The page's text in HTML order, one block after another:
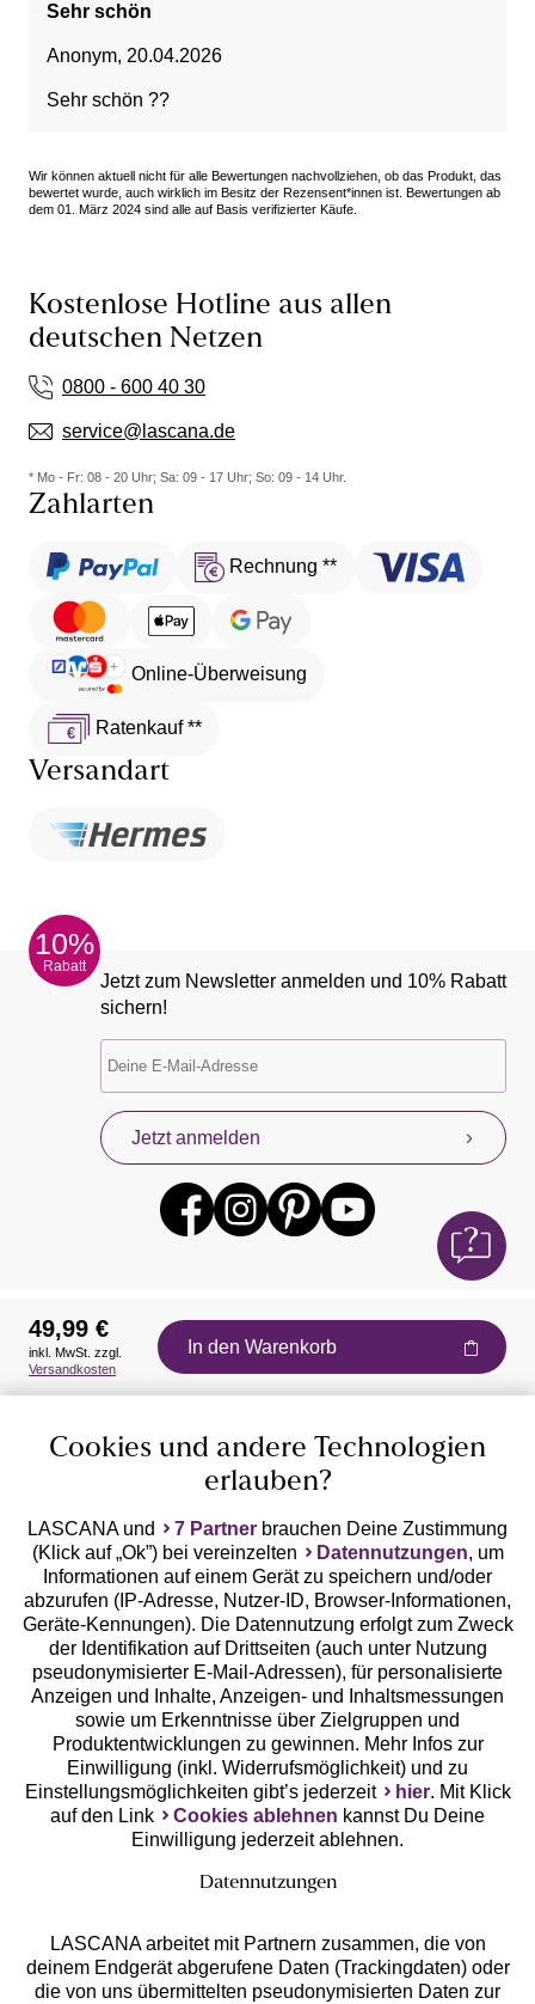
Sehr schön
Anonym, 20.04.2026
Sehr schön ??
Wir können aktuell nicht für alle Bewertungen nachvollziehen, ob das Produkt, das
bewertet wurde, auch wirklich im Besitz der Rezensent*innen ist. Bewertungen ab
dem 01. März 2024 sind alle auf Basis verifizierter Käufe.
Kostenlose Hotline aus allen
deutschen Netzen
0800 - 600 40 30
service@lascana.de
* Mo - Fr: 08 - 20 Uhr; Sa: 09 - 17 Uhr; So: 09 - 14 Uhr.
Zahlarten
Rechnung **
Online-Überweisung
Ratenkauf **
Versandart
10%
Rabatt
Jetzt zum Newsletter anmelden und 10% Rabatt
sichern!
Jetzt anmelden
Auszeichnungen
Geprüfte Sicherheit
Unsere Apps
Services
49,99 €
inkl. MwSt. zzgl.
Versandkosten
In den Warenkorb
Cookies und andere Technologien
erlauben?
LASCANA und 7 Partner brauchen Deine Zustimmung
(Klick auf „Ok”) bei vereinzelten
Datennutzungen, um
Informationen auf einem Gerät zu speichern und/oder
abzurufen (IP-Adresse, Nutzer-ID, Browser-Informationen,
Geräte-Kennungen). Die Datennutzung erfolgt zum Zweck
der Identifikation auf Drittseiten (auch unter Nutzung
pseudonymisierter E-Mail-Adressen), für personalisierte
Anzeigen und Inhalte, Anzeigen- und Inhaltsmessungen
sowie um Erkenntnisse über Zielgruppen und
Produktentwicklungen zu gewinnen. Mehr Infos zur
Einwilligung (inkl. Widerrufsmöglichkeit) und zu
Einstellungsmöglichkeiten gibt’s jederzeit
hier. Mit Klick
auf den Link
Cookies ablehnen kannst Du Deine
Einwilligung jederzeit ablehnen.
Datennutzungen
LASCANA arbeitet mit Partnern zusammen, die von
deinem Endgerät abgerufene Daten (Trackingdaten) oder
die von uns übermittelten pseudonymisierten Daten zur